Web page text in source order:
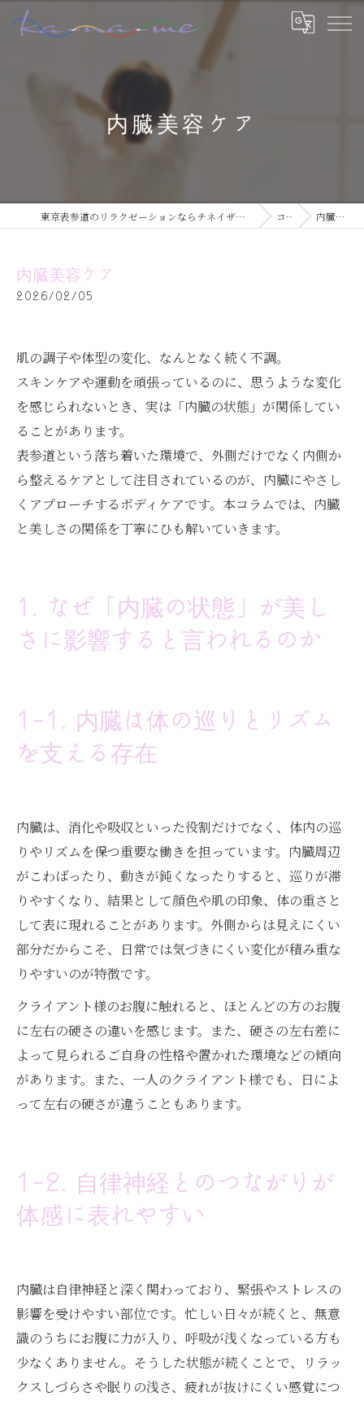
内臓美容ケア
東京表参道のリラクゼーションならチネイザン / ボディ & マインドケアサロン ka-na-me コラム 内臓美容ケア
内臓美容ケア
2026/02/05
肌の調子や体型の変化、なんとなく続く不調。
スキンケアや運動を頑張っているのに、思うような変化
を感じられないとき、実は「内臓の状態」が関係してい
ることがあります。
表参道という落ち着いた環境で、外側だけでなく内側か
ら整えるケアとして注目されているのが、内臓にやさし
くアプローチするボディケアです。本コラムでは、内臓
と美しさの関係を丁寧にひも解いていきます。
1. なぜ「内臓の状態」が美し
さに影響すると言われるのか
1-1. 内臓は体の巡りとリズム
を支える存在
内臓は、消化や吸収といった役割だけでなく、体内の巡
りやリズムを保つ重要な働きを担っています。内臓周辺
がこわばったり、動きが鈍くなったりすると、巡りが滞
りやすくなり、結果として顔色や肌の印象、体の重さと
して表に現れることがあります。外側からは見えにくい
部分だからこそ、日常では気づきにくい変化が積み重な
りやすいのが特徴です。
クライアント様のお腹に触れると、ほとんどの方のお腹
に左右の硬さの違いを感じます。また、硬さの左右差に
よって見られるご自身の性格や置かれた環境などの傾向
があります。また、一人のクライアント様でも、日によ
って左右の硬さが違うこともあります。
1-2. 自律神経とのつながりが
体感に表れやすい
内臓は自律神経と深く関わっており、緊張やストレスの
影響を受けやすい部位です。忙しい日々が続くと、無意
識のうちにお腹に力が入り、呼吸が浅くなっている方も
少なくありません。そうした状態が続くことで、リラッ
クスしづらさや眠りの浅さ、疲れが抜けにくい感覚につ